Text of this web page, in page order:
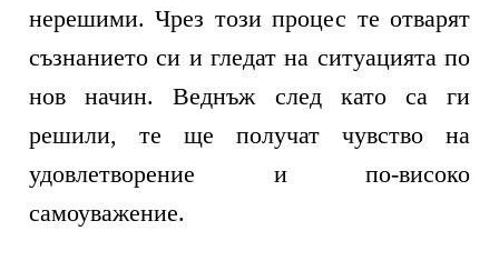
нерешими. Чрез този процес те отварят
съзнанието си и гледат на ситуацията по
нов начин. Веднъж след като са ги
решили, те ще получат чувство на
удовлетворение и по-високо
самоуважение.